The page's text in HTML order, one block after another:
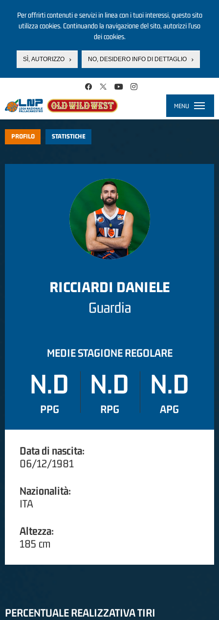
Per offrirti contenuti e servizi in linea con i tuoi interessi, questo sito
utilizza cookies. Continuando la navigazione del sito, autorizzi l’uso
dei cookies.
SÌ, AUTORIZZO NO, DESIDERO INFO DI DETTAGLIO
MENU
PROFILO STATISTICHE
RICCIARDI DANIELE
Guardia
MEDIE STAGIONE REGOLARE
N.D
PPG
N.D
RPG
N.D
APG
Data di nascita:
06/12/1981
Nazionalità:
ITA
Altezza:
185 cm
PERCENTUALE REALIZZATIVA TIRI